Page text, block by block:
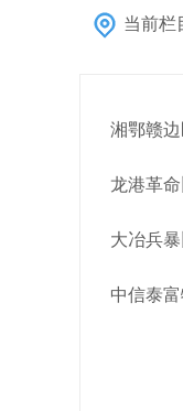
当前栏
湘鄂赣
龙港革
大冶兵
中信泰